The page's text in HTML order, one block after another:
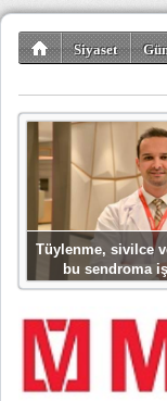
Siyaset
Tüylenme, sivilce
bu sendroma